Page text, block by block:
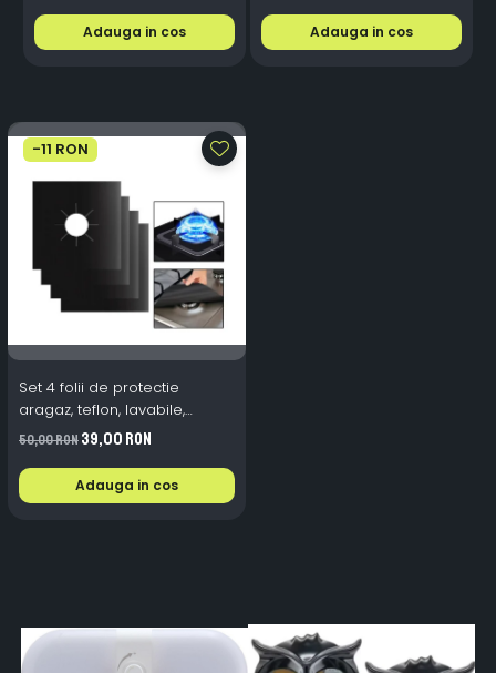
Adauga in cos Adauga in cos
-11 RON
Set 4 folii de protectie
aragaz, teflon, lavabile,
reutilizabile, Negru/Gri
50,00 RON39,00 RON
Adauga in cos